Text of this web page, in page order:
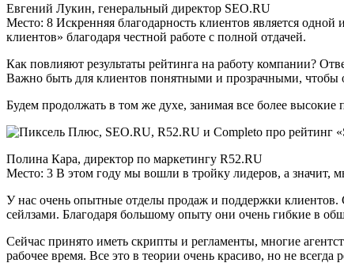
Евгений Лукин, генеральный директор SEO.RU
Место: 8 Искренняя благодарность клиентов является
клиентов» благодаря честной работе с полной отдачей.
Как повлияют результаты рейтинга на работу компании?
Важно быть для клиентов понятными и прозрачными, чтобы
Будем продолжать в том же духе, занимая все более
Полина Кара, директор по маркетингу R52.RU
Место: 3 В этом году мы вошли в тройку лидеров, а значит,
У нас очень опытные отделы продаж и поддержки клиентов.
сейлзами. Благодаря большому опыту они очень гибкие в
Сейчас принято иметь скрипты и регламенты, многие
рабочее время. Все это в теории очень красиво, но не всегда